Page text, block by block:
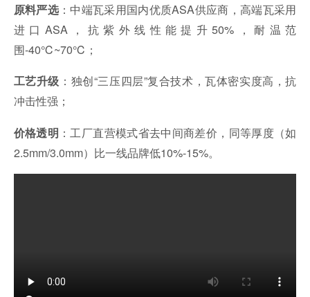
原料严选：中端瓦采用国内优质ASA供应商，高端瓦采用
进口ASA，抗紫外线性能提升50%，耐温范
围-40℃~70℃；
工艺升级 ：独创“三压四层”复合技术，瓦体密实度高，抗
冲击性强；
价格透明 ：工厂直营模式省去中间商差价，同等厚度（如
2.5mm/3.0mm）比一线品牌低10%-15%。